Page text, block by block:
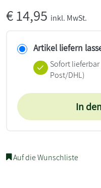
€14,95 inkl. MwSt.
Artikel liefern
Sofort lieferbar
Post/DHL)
In
Auf die Wunschliste